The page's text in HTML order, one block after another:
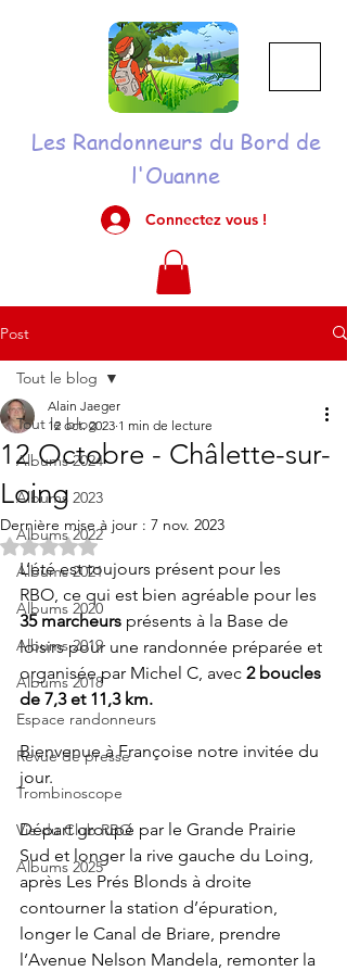
Les Randonneurs du Bord de
l'Ouanne
Connectez vous !
Post
Tout le blog
Albums 2024
Albums 2023
Albums 2022
Albums 2021
Albums 2020
Albums 2019
Albums 2018
Espace randonneurs
Revue de presse
Trombinoscope
Vie du Club RBO
Albums 2025
Tout le blog
12 Octobre - Châlette-sur-
Loing
Alain Jaeger
12 oct. 2023 1 min de lecture
Dernière mise à jour : 7 nov. 2023
Noté NaN étoiles sur 5.
L’été est toujours présent pour les
RBO, ce qui est bien agréable pour les
35 marcheurs présents à la Base de
loisirs pour une randonnée préparée et
organisée par Michel C, avec 2 boucles
de 7,3 et 11,3 km.
Bienvenue à Françoise notre invitée du
jour.
Départ groupé par le Grande Prairie
Sud et longer la rive gauche du Loing,
après Les Prés Blonds à droite
contourner la station d’épuration,
longer le Canal de Briare, prendre
l’Avenue Nelson Mandela, remonter la